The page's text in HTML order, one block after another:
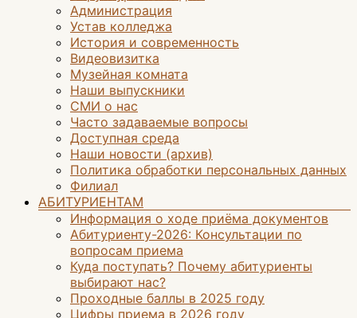
Администрация
Устав колледжа
История и современность
Видеовизитка
Музейная комната
Наши выпускники
СМИ о нас
Часто задаваемые вопросы
Доступная среда
Наши новости (архив)
Политика обработки персональных данных
Филиал
АБИТУРИЕНТАМ
Информация о ходе приёма документов
Абитуриенту-2026: Консультации по
вопросам приема
Куда поступать? Почему абитуриенты
выбирают нас?
Проходные баллы в 2025 году
Цифры приема в 2026 году